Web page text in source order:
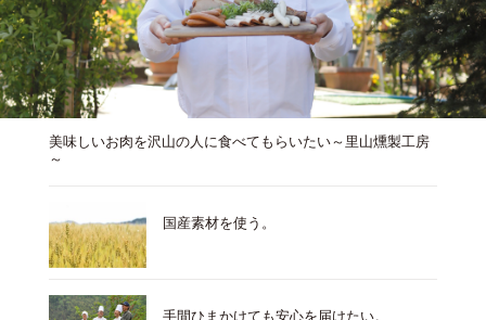
美味しいお肉を沢山の人に食べてもらいたい～里山燻製工房
～
国産素材を使う。
手間ひまかけても安心を届けたい。